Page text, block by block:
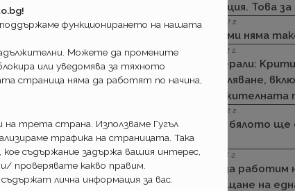
промоция. Това
23.09.2022 г.
ДЗИ: Ами няма
21.09.2022 г.
Дженерали:
и заболяване,
задължителната
25.08.2022 г.
Черно бялото ще
Дали?
29.12.2018 г.
Няма да работим
посрещане на
функционирането на нашата
Можете да промените
или уведомява за тяхното
страница няма да работят по начина,
трета страна. Използваме Гугъл
трафика на страницата. Така
съдържание задържа вашия интерес,
проверявате какво правим.
лична информация за вас.